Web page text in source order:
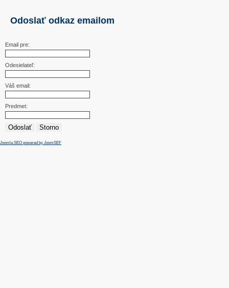
Odoslať odkaz emailom
Email pre:
Odesielateľ:
Váš email:
Predmet:
Odoslať Storno
Joomla SEO powered by JoomSEF